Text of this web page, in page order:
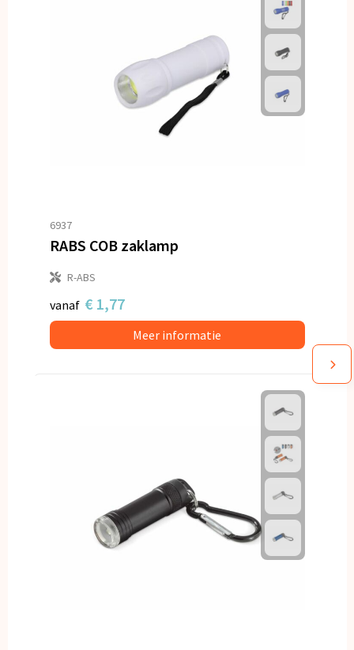
6937
RABS COB zaklamp
R-ABS
vanaf € 1,77
Meer informatie